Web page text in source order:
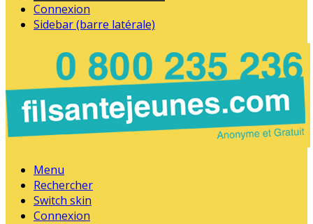
Connexion
Sidebar (barre latérale)
Menu
Rechercher
Switch skin
Connexion